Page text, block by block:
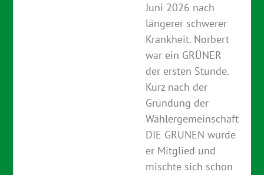
Juni 2026 nach
längerer schwerer
Krankheit. Norbert
war ein GRÜNER
der ersten Stunde.
Kurz nach der
Gründung der
Wählergemeinschaft
DIE GRÜNEN wurde
er Mitglied und
mischte sich schon